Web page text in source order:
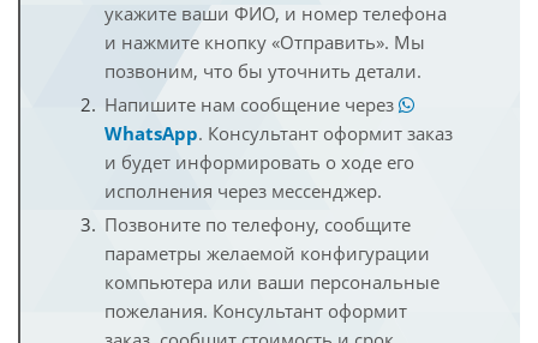
укажите ваши ФИО, и номер телефона
и нажмите кнопку «Отправить». Мы
позвоним, что бы уточнить детали.
Напишите нам сообщение через
WhatsApp. Консультант оформит заказ
и будет информировать о ходе его
исполнения через мессенджер.
Позвоните по телефону, сообщите
параметры желаемой конфигурации
компьютера или ваши персональные
пожелания. Консультант оформит